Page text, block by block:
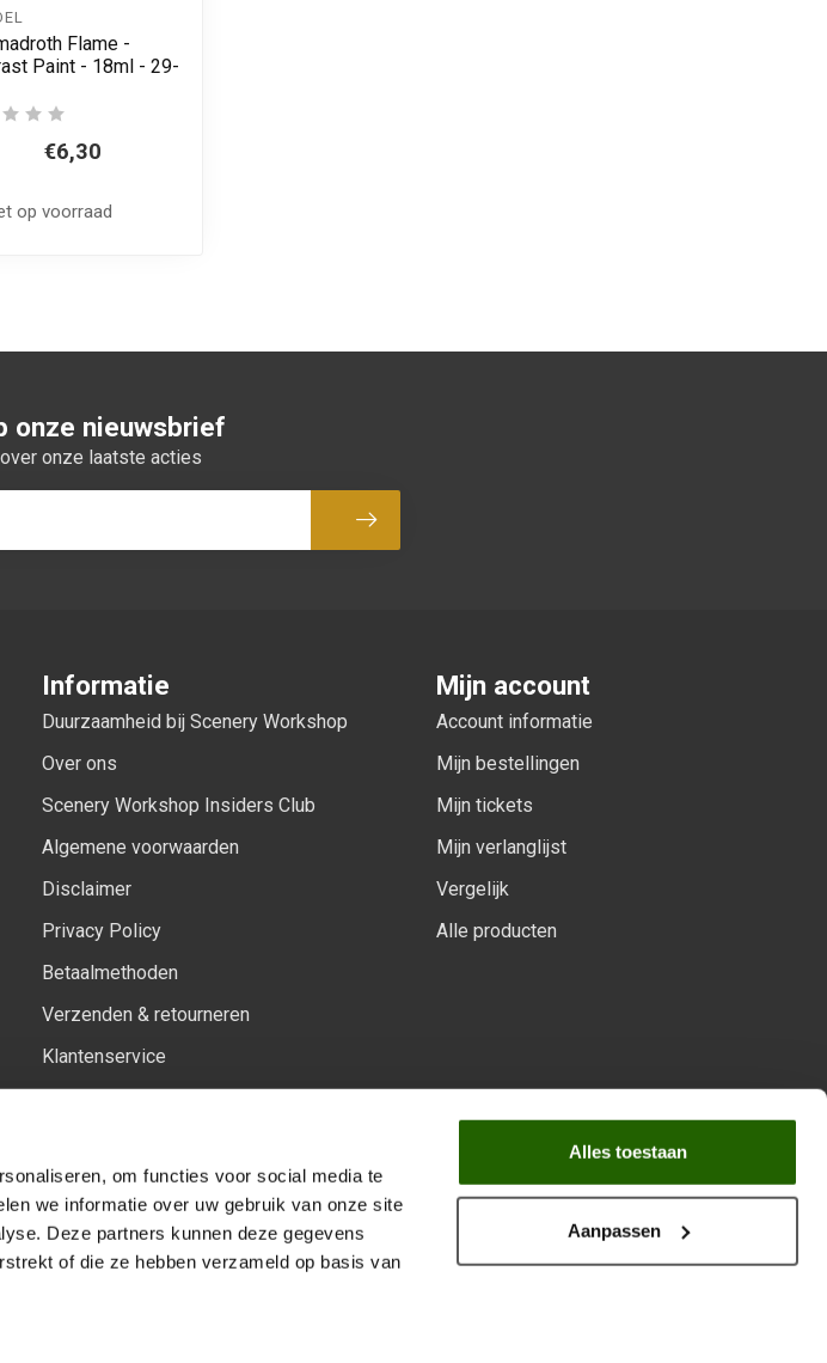
om functies voor social media te
we informatie over uw gebruik van onze site
Deze partners kunnen deze gegevens
of die ze hebben verzameld op basis van
Alles toestaan
Aanpassen
winkelwagen
Flame -
Paint - 18ml - 29-
€6,30
op voorraad
onze nieuwsbrief
onze laatste acties
Abonneer
Informatie
Duurzaamheid bij Scenery Workshop
Over ons
Scenery Workshop Insiders Club
Algemene voorwaarden
Disclaimer
Privacy Policy
Betaalmethoden
Verzenden & retourneren
Klantenservice
Mijn account
Account informatie
Mijn bestellingen
Mijn tickets
Mijn verlanglijst
Vergelijk
Alle producten
op:
YoutubeInstagram